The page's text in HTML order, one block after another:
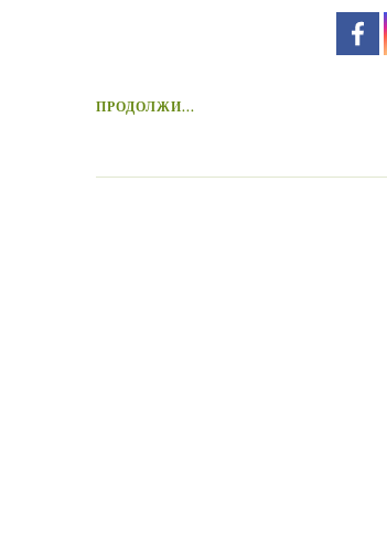
ПРОДОЛЖИ...